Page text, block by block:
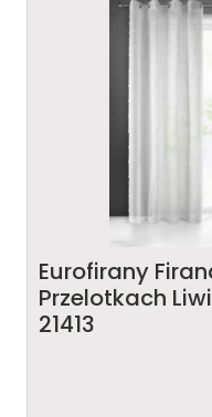
Eurofirany
Przelotkach
21413